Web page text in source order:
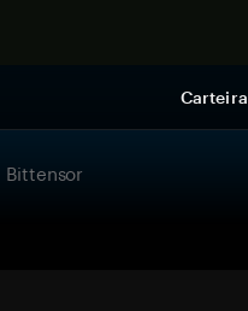
Carteira
Bittensor